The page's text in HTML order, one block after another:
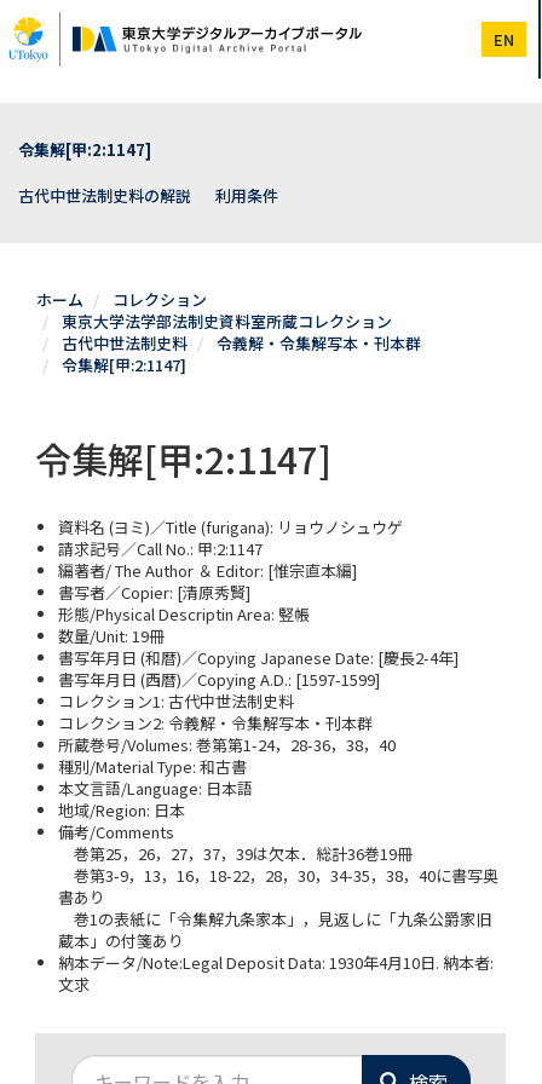
イ
ン
EN
令集解[甲:2:1147]
古代中世法制史料の解説
利用条件
ホーム
コレクション
東京大学法学部法制史資料室所蔵コレクション
古代中世法制史料
令義解・令集解写本・刊本群
令集解[甲:2:1147]
令集解[甲:2:1147]
資料名 (ヨミ)／Title (furigana): リョウノシュウゲ
請求記号／Call No.: 甲:2:1147
編著者/ The Author ＆ Editor: [惟宗直本編]
書写者／Copier: [清原秀賢]
形態/Physical Descriptin Area: 竪帳
数量/Unit: 19冊
書写年月日 (和暦)／Copying Japanese Date: [慶長2-4年]
書写年月日 (西暦)／Copying A.D.: [1597-1599]
コレクション1: 古代中世法制史料
コレクション2: 令義解・令集解写本・刊本群
所蔵巻号/Volumes: 巻第第1-24，28-36，38，40
種別/Material Type: 和古書
本文言語/Language: 日本語
地域/Region: 日本
備考/Comments
巻第25，26，27，37，39は欠本．総計36巻19冊
巻第3-9，13，16，18-22，28，30，34-35，38，40に書写奥
書あり
巻1の表紙に「令集解九条家本」，見返しに「九条公爵家旧
蔵本」の付箋あり
納本データ/Note:Legal Deposit Data: 1930年4月10日. 納本者:
文求